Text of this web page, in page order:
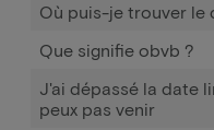
Où puis-je trouver le
Que signifie obvb ?
J'ai dépassé la date
peux pas venir